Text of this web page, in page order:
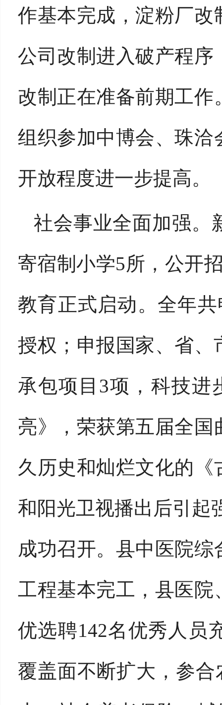
作基本完成，淀粉厂
公司改制进入破产程
改制正在准备前期工
组织参加中博会、珠
开放程度进一步提高。
社会事业全面加强。
寄宿制小学5所，公开
教育正式启动。全年
授权；申报国家、省、
承包项目3项，科技进
亮》，荣获第五届全
久历史和灿烂文化的
和阳光卫视播出后引起
成功召开。县中医院
工程基本完工，县医
优选聘142名优秀人员
覆盖面不断扩大，参